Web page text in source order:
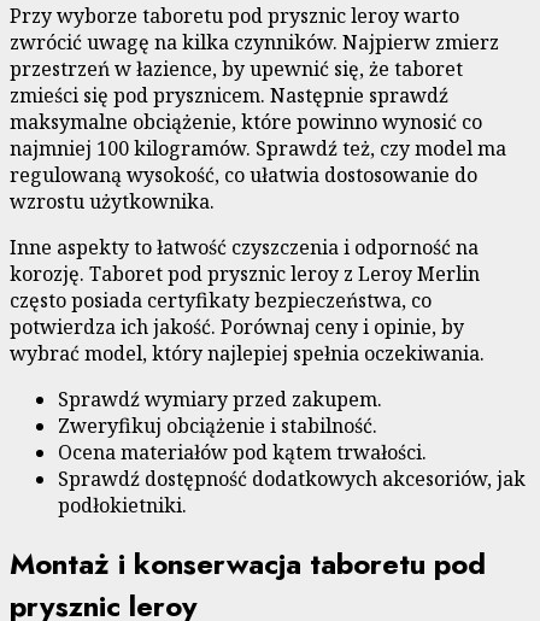
Przy wyborze taboretu pod prysznic leroy warto
zwrócić uwagę na kilka czynników. Najpierw zmierz
przestrzeń w łazience, by upewnić się, że taboret
zmieści się pod prysznicem. Następnie sprawdź
maksymalne obciążenie, które powinno wynosić co
najmniej 100 kilogramów. Sprawdź też, czy model ma
regulowaną wysokość, co ułatwia dostosowanie do
wzrostu użytkownika.
Inne aspekty to łatwość czyszczenia i odporność na
korozję. Taboret pod prysznic leroy z Leroy Merlin
często posiada certyfikaty bezpieczeństwa, co
potwierdza ich jakość. Porównaj ceny i opinie, by
wybrać model, który najlepiej spełnia oczekiwania.
Sprawdź wymiary przed zakupem.
Zweryfikuj obciążenie i stabilność.
Ocena materiałów pod kątem trwałości.
Sprawdź dostępność dodatkowych akcesoriów, jak
podłokietniki.
Montaż i konserwacja taboretu pod
prysznic leroy